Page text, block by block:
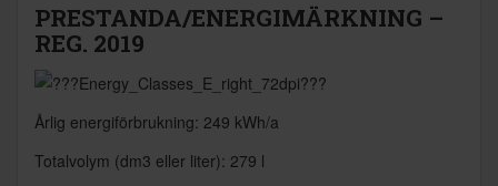
PRESTANDA/ENERGIMÄRKNING –
REG. 2019
Årlig energiförbrukning: 249 kWh/a
Totalvolym (dm3 eller liter): 279 l